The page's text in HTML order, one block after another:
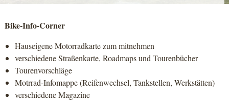
Bike-Info-Corner
Hauseigene Motorradkarte zum mitnehmen
verschiedene Straßenkarte, Roadmaps und Tourenbücher
Tourenvorschläge
Motrrad-Infomappe (Reifenwechsel, Tankstellen, Werkstätten)
verschiedene Magazine